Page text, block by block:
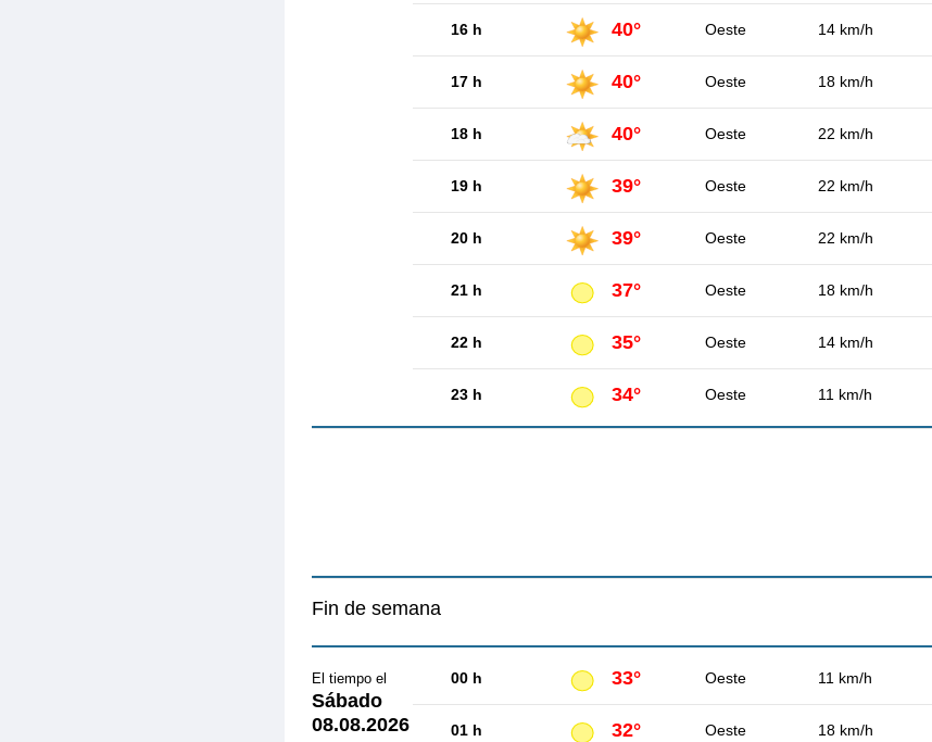
16 h 40° Oeste 14 km/h
17 h 40° Oeste 18 km/h
18 h 40° Oeste 22 km/h
19 h 39° Oeste 22 km/h
20 h 39° Oeste 22 km/h
21 h 37° Oeste 18 km/h
22 h 35° Oeste 14 km/h
23 h 34° Oeste 11 km/h
Fin de semana
El tiempo el
Sábado
08.08.2026
00 h 33° Oeste 11 km/h
01 h 32° Oeste 18 km/h